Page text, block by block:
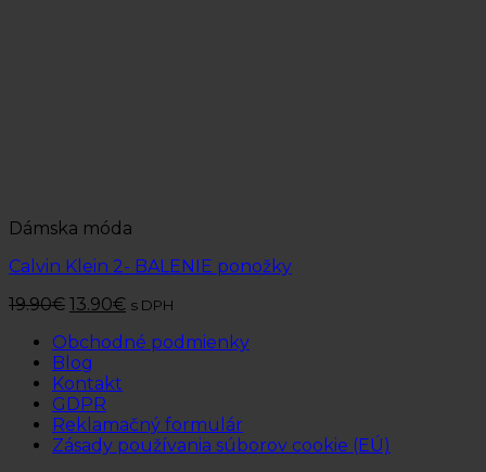
Dámska móda
Calvin Klein 2- BALENIE ponožky
19.90€ 13.90€ s DPH
Obchodné podmienky
Blog
Kontakt
GDPR
Reklamačný formulár
Zásady používania súborov cookie (EÚ)